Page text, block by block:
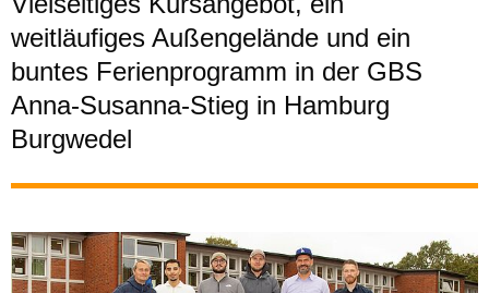
weitläufiges Außengelände und ein
buntes Ferienprogramm in der GBS
Anna-Susanna-Stieg in Hamburg
Burgwedel